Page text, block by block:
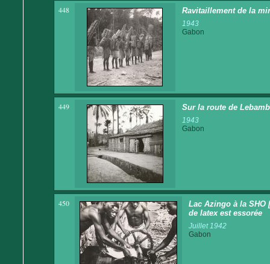
448 Ravitaillement de la
1943
Gabon
449 Sur la route de
1943
Gabon
450
Lac Azingo à la SHO
de latex est essorée
Juillet 1942
Gabon